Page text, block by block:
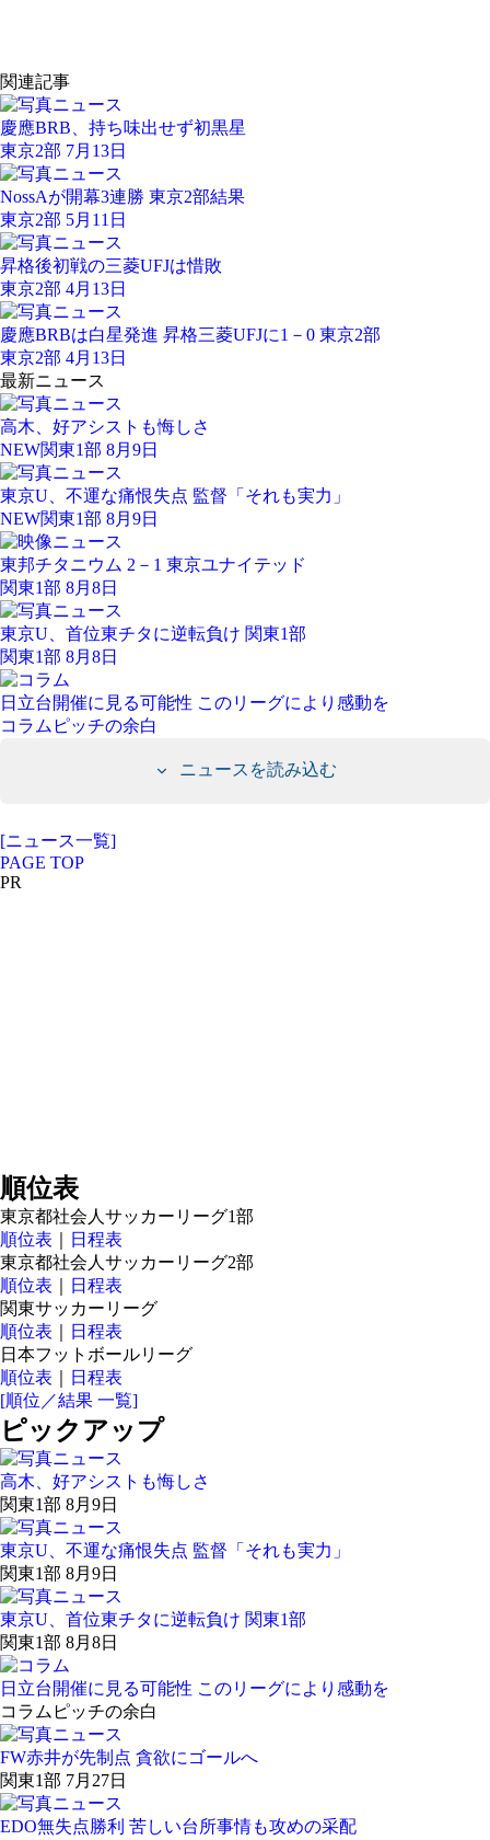
関連記事
慶應BRB、持ち味出せず初黒星
東京2部 7月13日
NossAが開幕3連勝 東京2部結果
東京2部 5月11日
昇格後初戦の三菱UFJは惜敗
東京2部 4月13日
慶應BRBは白星発進 昇格三菱UFJに1－0 東京2部
東京2部 4月13日
最新ニュース
高木、好アシストも悔しさ
NEW関東1部 8月9日
東京U、不運な痛恨失点 監督「それも実力」
NEW関東1部 8月9日
東邦チタニウム 2－1 東京ユナイテッド
関東1部 8月8日
東京U、首位東チタに逆転負け 関東1部
関東1部 8月8日
日立台開催に見る可能性 このリーグにより感動を
コラム ピッチの余白
ニュースを読み込む
[ニュース一覧]
PAGE TOP
PR
順位表
東京都社会人サッカーリーグ1部
順位表
日程表
東京都社会人サッカーリーグ2部
順位表
日程表
関東サッカーリーグ
順位表
日程表
日本フットボールリーグ
順位表
日程表
[順位／結果 一覧]
ピックアップ
高木、好アシストも悔しさ
関東1部 8月9日
東京U、不運な痛恨失点 監督「それも実力」
関東1部 8月9日
東京U、首位東チタに逆転負け 関東1部
関東1部 8月8日
日立台開催に見る可能性 このリーグにより感動を
コラム ピッチの余白
FW赤井が先制点 貪欲にゴールへ
関東1部 7月27日
EDO無失点勝利 苦しい台所事情も攻めの采配